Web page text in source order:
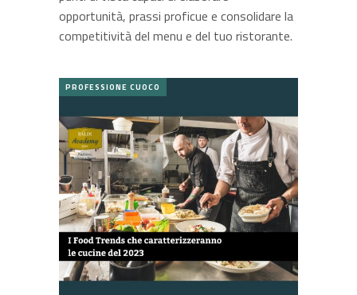
opportunità, prassi proficue e consolidare la
competitività del menu e del tuo ristorante.
PROFESSIONE CUOCO